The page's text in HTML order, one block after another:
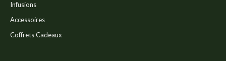
Infusions
Accessoires
Coffrets Cadeaux